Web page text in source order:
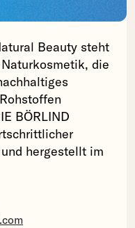
Beauty steht
die
BÖRLIND
hergestellt im